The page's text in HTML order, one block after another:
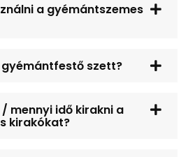
a gyémántszemes
szett?
mennyi idő kirakni a
kirakókat?